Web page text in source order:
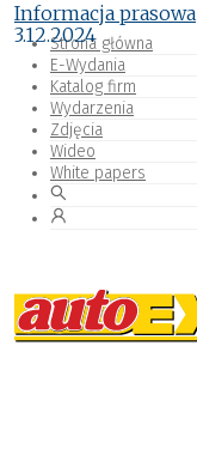
Strona główna
E-Wydania
Katalog firm
Wydarzenia
Zdjęcia
Wideo
White papers
Informacja prasowa
3.12.2024